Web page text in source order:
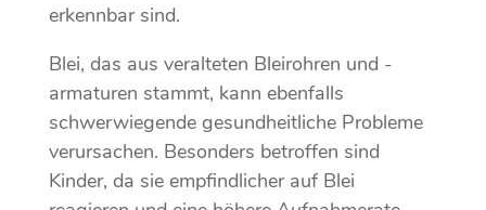
erkennbar sind.
Blei, das aus veralteten Bleirohren und -
armaturen stammt, kann ebenfalls
schwerwiegende gesundheitliche Probleme
verursachen. Besonders betroffen sind
Kinder, da sie empfindlicher auf Blei